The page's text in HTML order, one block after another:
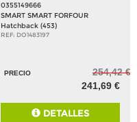
0355149666
SMART SMART FORFOUR
Hatchback (453)
REF: DO1483197
PRECIO
254,42 €
241,69 €
DETALLES